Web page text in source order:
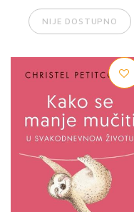
NIJE DOSTUPNO